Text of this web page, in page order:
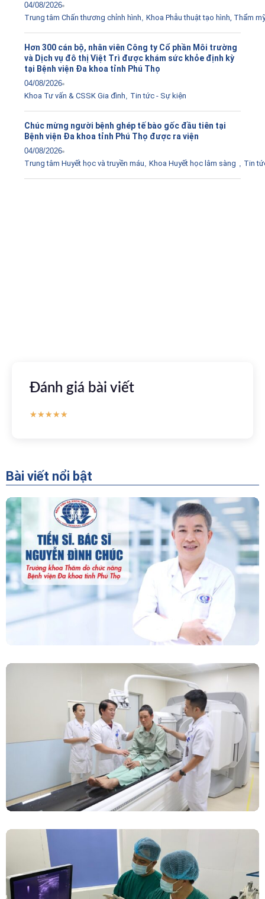
04/08/2026
Trung tâm Chấn thương chỉnh hình, Khoa Phẫu thuật tạo hình, Thẩm
Hơn 300 cán bộ, nhân viên Công ty Cổ phần Môi trường
và Dịch vụ đô thị Việt Trì được khám sức khỏe định kỳ
tại Bệnh viện Đa khoa tỉnh Phú Thọ
04/08/2026
Khoa Tư vấn & CSSK Gia đình, Tin tức - Sự kiện
Chúc mừng người bệnh ghép tế bào gốc đầu tiên tại
Bệnh viện Đa khoa tỉnh Phú Thọ được ra viện
04/08/2026
Trung tâm Huyết học và truyền máu, Khoa Huyết học lâm sàng , Tin
Đánh giá bài viết
★★★★★
Bài viết nổi bật
“Người Dẫn Đường” Của Khoa Thăm Dò Chức
Năng – Bệnh Viện Đa Khoa Tỉnh Phú Thọ
Chính Thức Vận Hành Máy Xạ Hình Thế Hệ
Mới Spect/CT Trong Chẩn Đoán Và Điều Trị
Ung Thư Tại Bệnh Viện Đa Khoa Tỉnh Phú Thọ
Đốt Sóng Cao Tần Dưới Siêu Âm, Điều Trị U
Lành Tuyến Giáp Không Cần Phẫu Thuật